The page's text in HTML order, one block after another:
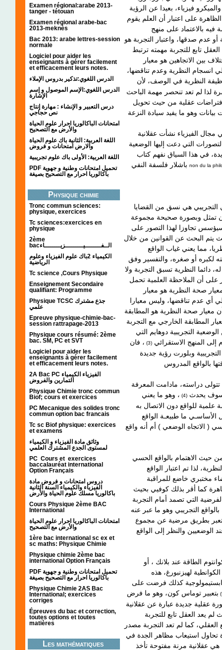
Examen régional:arabe 2013-
tanger - tétouan
Examen régional arabe-bac
2013-meknès
Bac 2013: arabe lettres-session
normale
Logiciel pour aider les
enseignants à gérer facilement
et efficacement leurs notes.
الدرس اللغوي:تذكير بدروس الإملاء
الدرس اللغوي:الإسم الموصول و إسم
الإشارة
درس التعبير و الإنشاء : مهارة إنتاج
نص حجاجي
امتحانات الباكالوريا احرار علوم الحياة
والأرض مع التصحيح
اللغة العربية: الثانية باك علوم الحياة
والارض امتحانات و فروض
اللغة العربية: الأولى باك علوم تجريبية
PDF تحميل امتحانات وطنية و جهوية
باكالوريا احرار مع التصحيح بصيغة
Physique chimie
Tronc commun sciences:
physique, exercices
Tc sciences:exercices en
physique
2ème
bacالــفــــــــيـــــــــزيــــــــاء
الكيمياء 2باك علوم الفيزياء وعلوم
الرياضية
Tc science ,Cours Physique
Enseignement Secondaire
qualifiant: Programme
Physique TCSC جذع مشترك
علمي
Epreuve physique-chimie-bac-
session rattrapage-2013
Physique cours résumé: 2ème
bac. SM, PC et SVT
Logiciel pour aider les
enseignants à gérer facilement
et efficacement leurs notes.
2A Bac PC الفيزياء الكيمياء
التمارين والفروض
Physique Chimie tronc commun
Biof; cours et exercices
PC Mecanique des solides tronc
commun option bac francais
Tc sc Biof physique: exercices
et examens
وثائق مادة الفيزياء و الكيمياء
PC Cours et exercices
baccalauréat international
Option Français
دروس امتحانات و فروض مادة
الفيزياء والكيمياء السنة الثانية
باكالوريا مسلك علوم الحياة والأرض
Cours Physique 2ème BAC
International
امتحانات الباكالوريا احرار علوم الحياة
والأرض مع التصحيح
1ère bac international sc ex et
sc maths: Physique Chimie
Physique chimie 2ème bac
international Option Français
PDF تحميل امتحانات وطنية و جهوية
باكالوريا احرار مع التصحيح بصيغة
Physique Chimie 2AS Bac
International; exercices
corriges
Épreuves du bac et correction,
toutes options et toutes
matières
Les mathématiques
فيزياء، بعيدا عن الرؤية
على اعتبار أن العلم يقوم
بالاعتماد على منهج
عدم صدقها، واعتبار التجربة هو
تابع للتجربة مهمته ترتبط
بين الاتجاهين هو معيار
انسجام النظرية وعدم تناقضها،
النظرية في الوصف، لأن
لذا لم تعد تنحصر مهمة الباحث
عقلية من حيث تحويل
وهو ما يفيد سيادة النزعة
الفيزياء نشأت عقلانية
التي دعت إليها الوضعية
في هذا السياق نفهم كتاب
non du la
التجريبي هي نسق من القضايا
أن تمثل وبصورة صحيحة مجموعة
سيؤسس تجاوزا لهذا التصور على
يتم البحث عن القوانين من خلال
مما يعني غياب الواقع
لكبره أو صغره، والتفسير وفق
دائما النظرية تسبق التجربة ولا
على أن الملاحظة العلمية تحمل
صحة النظرية هو معيار
أي عدم تناقضها، وليس معيارا
معيار صحة النظرية هو المطابقة
التجريبية دوهايم التي
المنهج الاستقرائي (3)
، فان
وبلورت رؤية جديدة
دراسته، مادامت المعرفة
سوف يحدث (4)
، وهو ما يعني
علمية للواقع دون الاتصال به
ما طبيعـة الواقع
( الاتجاه الوضعي ) أم أنه واقع
حيث الاهتمام بالواقع الحسي
لذا تم اعتبار الواقع
خاضع للمراقبة
كما أقر بذلك كوفيي بحيث
التي تصمد أمام التجربة
التجريبي وهو ما عبر عنه
تعبر بطريق مرضية عن مجموع
الوضعيين والنظر إلى الواقع
الطاقة عند بلانك ، أو
لهيزنبورغ، هذه
كذلك فرضت على
بتعبير توماس كون، وهو ما فرض
عقلية جديدة عبارة عن عقلانية
لم يعد العقل تابع للتجربة
العقلي، كما لم تعد التجربة مصدر
تحاول استيعاب مظاهر الجدة في
هي عقلانية مرنة مفتوحة تأخذ